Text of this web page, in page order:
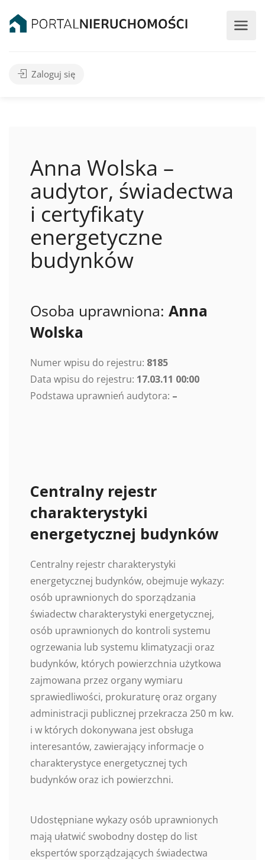
Zaloguj się
Anna Wolska –
audytor, świadectwa
i certyfikaty
energetyczne
budynków
Osoba uprawniona: Anna
Wolska
Numer wpisu do rejestru: 8185
Data wpisu do rejestru: 17.03.11 00:00
Podstawa uprawnień audytora: –
Centralny rejestr
charakterystyki
energetycznej budynków
Centralny rejestr charakterystyki
energetycznej budynków, obejmuje wykazy:
osób uprawnionych do sporządzania
świadectw charakterystyki energetycznej,
osób uprawnionych do kontroli systemu
ogrzewania lub systemu klimatyzacji oraz
budynków, których powierzchnia użytkowa
zajmowana przez organy wymiaru
sprawiedliwości, prokuraturę oraz organy
administracji publicznej przekracza 250 m kw.
i w których dokonywana jest obsługa
interesantów, zawierający informacje o
charakterystyce energetycznej tych
budynków oraz ich powierzchni.
Udostępniane wykazy osób uprawnionych
mają ułatwić swobodny dostęp do list
ekspertów sporządzających świadectwa